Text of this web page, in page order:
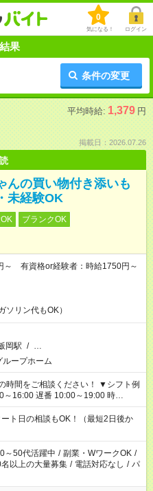
0
気になる！ ログイン
果
条件の変更
平均時給: 1,379 円
掲載日：2026.07.26
の買い物付き添いも
未経験OK
ブランクOK
～ 有資格or経験者：時給1750円～
ソリン代もOK）
岡駅 / …
ループホーム
ご相談ください！ ▼シフト例
～16:00 遅番 10:00～19:00 時
くりのスタートがいい」 「お昼の時
ご希望があれば教えてください
ート日の相談もOK！（最短2日後か
～50代活躍中 / 副業・WワークOK /
名以上の大量募集 / 電話対応なし / パ